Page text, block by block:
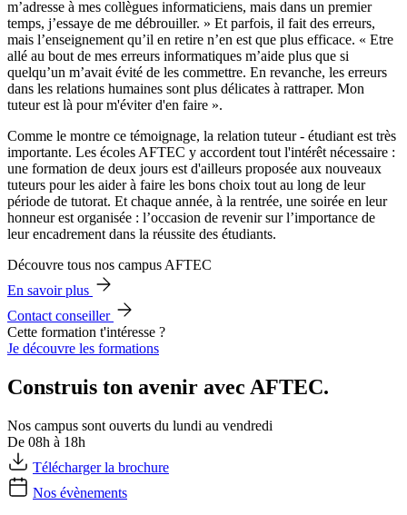
m’adresse à mes collègues informaticiens, mais dans un premier
temps, j’essaye de me débrouiller. » Et parfois, il fait des erreurs,
mais l’enseignement qu’il en retire n’en est que plus efficace. « Etre
allé au bout de mes erreurs informatiques m’aide plus que si
quelqu’un m’avait évité de les commettre. En revanche, les erreurs
dans les relations humaines sont plus délicates à rattraper. Mon
tuteur est là pour m'éviter d'en faire ».
Comme le montre ce témoignage, la relation tuteur - étudiant est très
importante. Les écoles AFTEC y accordent tout l'intérêt nécessaire :
une formation de deux jours est d'ailleurs proposée aux nouveaux
tuteurs pour les aider à faire les bons choix tout au long de leur
période de tutorat. Et chaque année, à la rentrée, une soirée en leur
honneur est organisée : l’occasion de revenir sur l’importance de
leur encadrement dans la réussite des étudiants.
Découvre tous nos campus AFTEC
En savoir plus
Contact conseiller
Cette formation t'intéresse ?
Je découvre les formations
Construis ton avenir avec AFTEC.
Nos campus sont ouverts du lundi au vendredi
De 08h à 18h
Télécharger la brochure
Nos évènements